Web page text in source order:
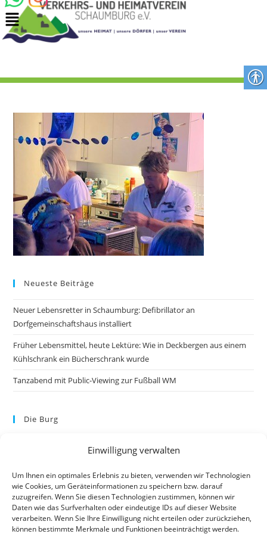
Einwilligung verwalten
Um Ihnen ein optimales Erlebnis zu bieten, verwenden wir Technologien
wie Cookies, um Geräteinformationen zu speichern bzw. darauf
zuzugreifen. Wenn Sie diesen Technologien zustimmen, können wir
Daten wie das Surfverhalten oder eindeutige IDs auf dieser Website
verarbeiten. Wenn Sie Ihre Einwilligung nicht erteilen oder zurückziehen,
können bestimmte Merkmale und Funktionen beeinträchtigt werden.
Neueste Beiträge
Neuer Lebensretter in Schaumburg: Defibrillator an
Dorfgemeinschaftshaus installiert
Früher Lebensmittel, heute Lektüre: Wie in Deckbergen aus einem
Kühlschrank ein Bücherschrank wurde
Tanzabend mit Public-Viewing zur Fußball WM
Die Burg